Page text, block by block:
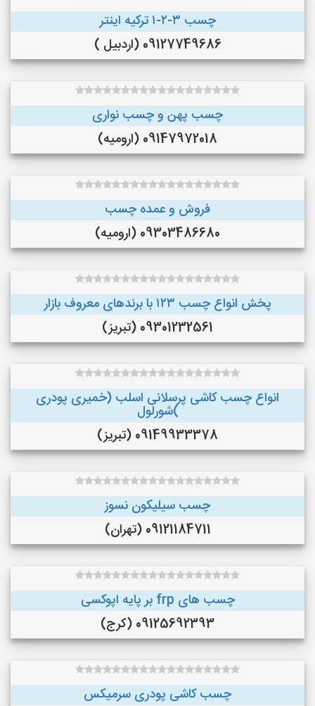
چسب ۳-۲-۱ ترکیه اینتر
09127749686 (اردبیل )
چسب پهن و چسب نواری
09147972018 (ارومیه)
فروش و عمده چسب
09303486680 (ارومیه)
پخش انواع چسب ۱۲۳ با برندهای معروف بازار
09301232561 (تبریز)
انواع چسب کاشی پرسلانی اسلب (خمیری پودری
)شورلول
09149933378 (تبریز)
چسب سیلیکون نسوز
09121184711 (تهران)
چسب های frp بر پایه اپوکسی
09125692393 (کرج)
چسب کاشی پودری سرمیکس